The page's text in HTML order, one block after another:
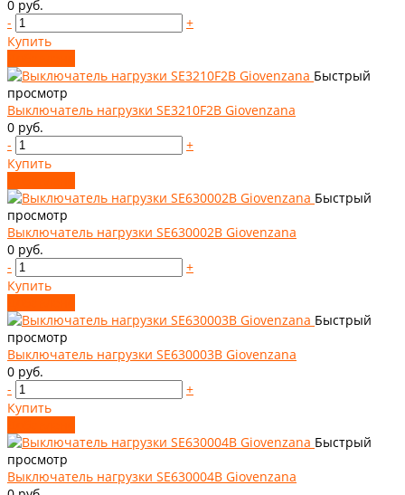
0 руб.
-
+
Купить
Быстрый
просмотр
Выключатель нагрузки SE3210F2B Giovenzana
0 руб.
-
+
Купить
Быстрый
просмотр
Выключатель нагрузки SE630002B Giovenzana
0 руб.
-
+
Купить
Быстрый
просмотр
Выключатель нагрузки SE630003B Giovenzana
0 руб.
-
+
Купить
Быстрый
просмотр
Выключатель нагрузки SE630004B Giovenzana